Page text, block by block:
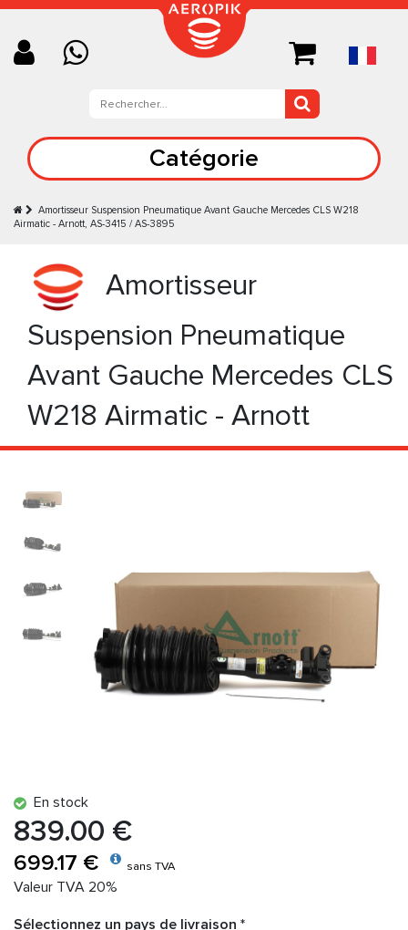
Catégorie
Amortisseur Suspension Pneumatique Avant Gauche Mercedes CLS W218
Airmatic - Arnott, AS-3415 / AS-3895
Amortisseur
Suspension Pneumatique
Avant Gauche Mercedes CLS
W218 Airmatic - Arnott
En stock
839.00 €
699.17 € sans TVA
Valeur TVA 20%
Sélectionnez un pays de livraison *